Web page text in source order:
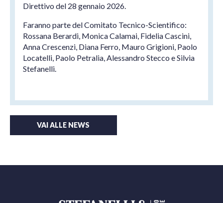
Direttivo del 28 gennaio 2026.
Faranno parte del Comitato Tecnico-Scientifico:
Rossana Berardi, Monica Calamai, Fidelia Cascini,
Anna Crescenzi, Diana Ferro, Mauro Grigioni, Paolo
Locatelli, Paolo Petralia, Alessandro Stecco e Silvia
Stefanelli.
VAI ALLE NEWS